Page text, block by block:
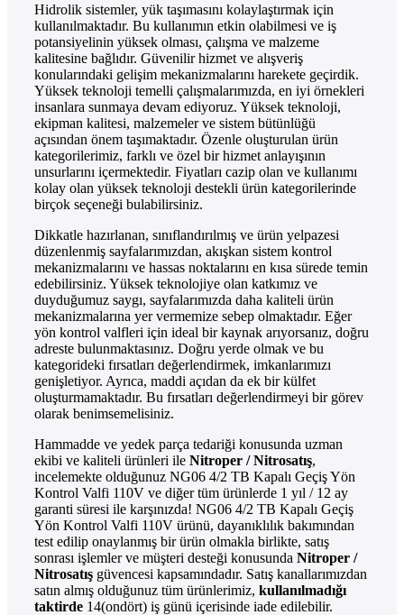
Hidrolik sistemler, yük taşımasını kolaylaştırmak için
kullanılmaktadır. Bu kullanımın etkin olabilmesi ve iş
potansiyelinin yüksek olması, çalışma ve malzeme
kalitesine bağlıdır. Güvenilir hizmet ve alışveriş
konularındaki gelişim mekanizmalarını harekete geçirdik.
Yüksek teknoloji temelli çalışmalarımızda, en iyi örnekleri
insanlara sunmaya devam ediyoruz. Yüksek teknoloji,
ekipman kalitesi, malzemeler ve sistem bütünlüğü
açısından önem taşımaktadır. Özenle oluşturulan ürün
kategorilerimiz, farklı ve özel bir hizmet anlayışının
unsurlarını içermektedir. Fiyatları cazip olan ve kullanımı
kolay olan yüksek teknoloji destekli ürün kategorilerinde
birçok seçeneği bulabilirsiniz.
Dikkatle hazırlanan, sınıflandırılmış ve ürün yelpazesi
düzenlenmiş sayfalarımızdan, akışkan sistem kontrol
mekanizmalarını ve hassas noktalarını en kısa sürede temin
edebilirsiniz. Yüksek teknolojiye olan katkımız ve
duyduğumuz saygı, sayfalarımızda daha kaliteli ürün
mekanizmalarına yer vermemize sebep olmaktadır. Eğer
yön kontrol valfleri için ideal bir kaynak arıyorsanız, doğru
adreste bulunmaktasınız. Doğru yerde olmak ve bu
kategorideki fırsatları değerlendirmek, imkanlarımızı
genişletiyor. Ayrıca, maddi açıdan da ek bir külfet
oluşturmamaktadır. Bu fırsatları değerlendirmeyi bir görev
olarak benimsemelisiniz.
Hammadde ve yedek parça tedariği konusunda uzman
ekibi ve kaliteli ürünleri ile Nitroper / Nitrosatış,
incelemekte olduğunuz NG06 4/2 TB Kapalı Geçiş Yön
Kontrol Valfi 110V ve diğer tüm ürünlerde 1 yıl / 12 ay
garanti süresi ile karşınızda! NG06 4/2 TB Kapalı Geçiş
Yön Kontrol Valfi 110V ürünü, dayanıklılık bakımından
test edilip onaylanmış bir ürün olmakla birlikte, satış
sonrası işlemler ve müşteri desteği konusunda Nitroper /
Nitrosatış güvencesi kapsamındadır. Satış kanallarımızdan
satın almış olduğunuz tüm ürünlerimiz, kullanılmadığı
taktirde 14(ondört) iş günü içerisinde iade edilebilir.